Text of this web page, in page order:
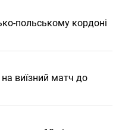
польському кордоні
виїзний матч до